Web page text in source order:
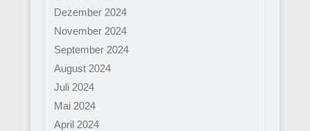
Dezember 2024
November 2024
September 2024
August 2024
Juli 2024
Mai 2024
April 2024